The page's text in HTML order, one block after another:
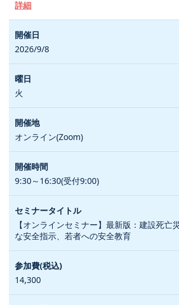
詳細
2026/9/8
火
オンライン(Zoom)
9:30～16:30(受付9:00)
【オンラインセミナー】最新版：建設死亡
な安全指示、若者への安全教育
14,300